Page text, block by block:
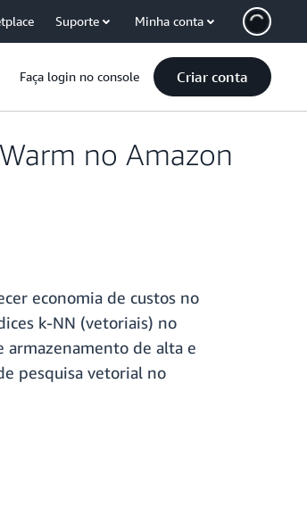
Suporte Minha conta
Faça login no console Criar conta
no Amazon
economia de custos no
k-NN (vetoriais) no
armazenamento de alta e
pesquisa vetorial no